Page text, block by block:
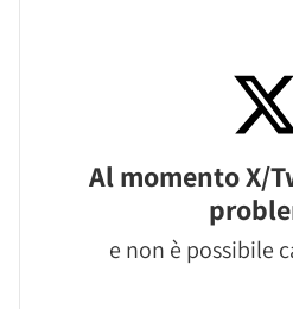
Al momento X/
e non è possibile